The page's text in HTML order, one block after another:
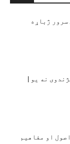
سرور ژباړه
نه یو |
او مفاهيم